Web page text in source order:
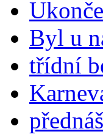
Byl u
třídní